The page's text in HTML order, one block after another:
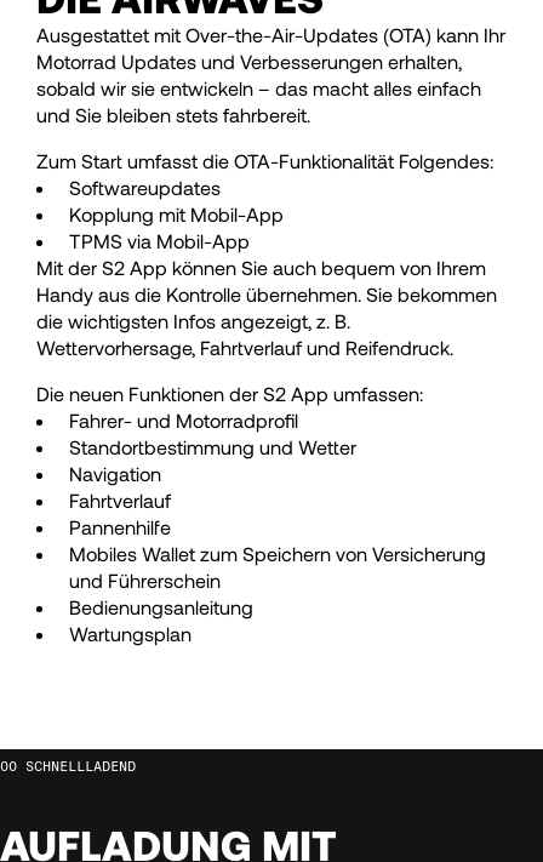
68
69
70
71
72
73
74
75
77
68
69
70
71
72
74
77
Ausgestattet mit Over-the-Air-Updates (OTA) kann Ihr
Motorrad Updates und Verbesserungen erhalten,
sobald wir sie entwickeln – das macht alles einfach
und Sie bleiben stets fahrbereit.
Zum Start umfasst die OTA-Funktionalität Folgendes:
Softwareupdates
Kopplung mit Mobil-App
TPMS via Mobil-App
Mit der S2 App können Sie auch bequem von Ihrem
Handy aus die Kontrolle übernehmen. Sie bekommen
die wichtigsten Infos angezeigt, z. B.
Wettervorhersage, Fahrtverlauf und Reifendruck.
Die neuen Funktionen der S2 App umfassen:
Fahrer- und Motorradprofil
Standortbestimmung und Wetter
Navigation
Fahrtverlauf
Pannenhilfe
Mobiles Wallet zum Speichern von Versicherung
und Führerschein
Bedienungsanleitung
Wartungsplan
SCHNELLLADEND
AUFLADUNG MIT